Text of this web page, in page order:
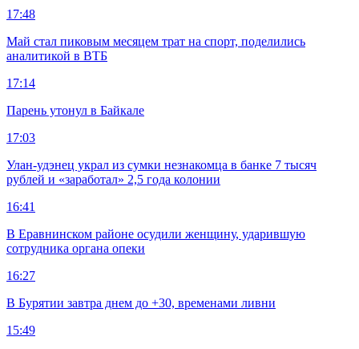
17:48
Май стал пиковым месяцем трат на спорт, поделились
аналитикой в ВТБ
17:14
Парень утонул в Байкале
17:03
Улан-удэнец украл из сумки незнакомца в банке 7 тысяч
рублей и «заработал» 2,5 года колонии
16:41
В Еравнинском районе осудили женщину, ударившую
сотрудника органа опеки
16:27
В Бурятии завтра днем до +30, временами ливни
15:49